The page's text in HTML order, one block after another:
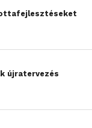
újratervezés